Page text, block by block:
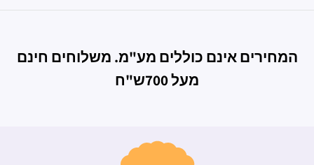
המחירים אינם כוללים מע"מ. משלוחים חינם
מעל 700ש"ח